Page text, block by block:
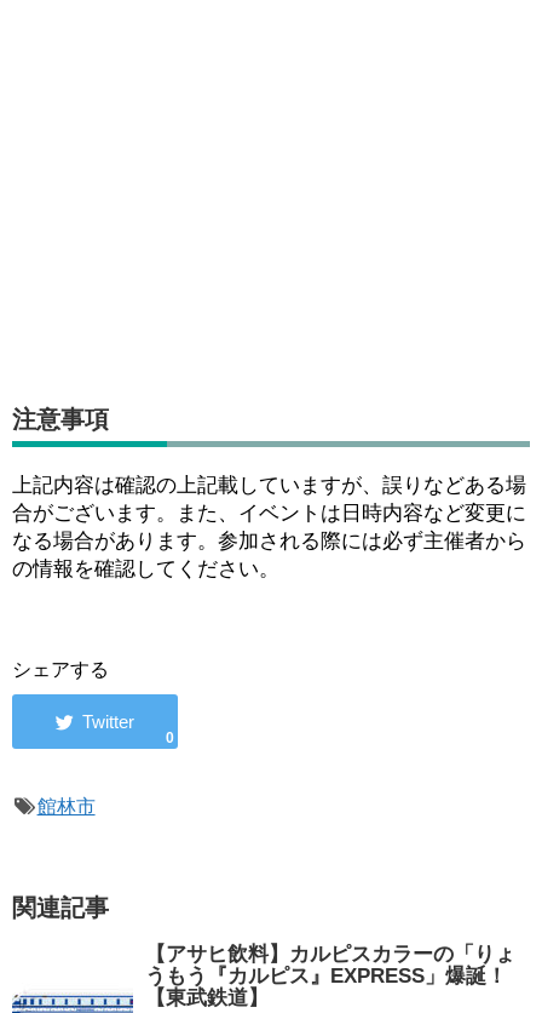
注意事項
上記内容は確認の上記載していますが、誤りなどある場
合がございます。また、イベントは日時内容など変更に
なる場合があります。参加される際には必ず主催者から
の情報を確認してください。
シェアする
0
館林市
関連記事
【アサヒ飲料】カルピスカラーの「りょ
うもう『カルピス』EXPRESS」爆誕！
【東武鉄道】